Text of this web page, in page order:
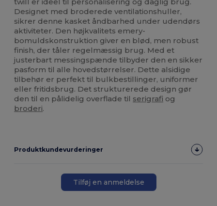
twill er ideel til personalisering og daglig brug.
Designet med broderede ventilationshuller,
sikrer denne kasket åndbarhed under udendørs
aktiviteter. Den højkvalitets emery-
bomuldskonstruktion giver en blød, men robust
finish, der tåler regelmæssig brug. Med et
justerbart messingspænde tilbyder den en sikker
pasform til alle hovedstørrelser. Dette alsidige
tilbehør er perfekt til bulkbestillinger, uniformer
eller fritidsbrug. Det strukturerede design gør
den til en pålidelig overflade til serigrafi og
broderi.
Produktkundevurderinger
Tilføj en anmeldelse